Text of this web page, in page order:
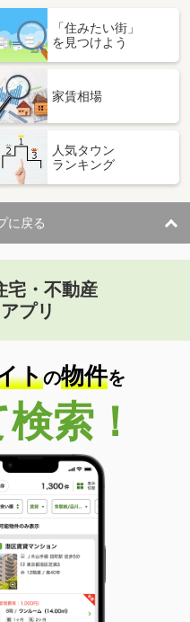
「住みたい街」
を見つけよう
家賃相場
人気タウン
ランキング
に戻る
宅・不動産
アプリ
トの物件を
索！